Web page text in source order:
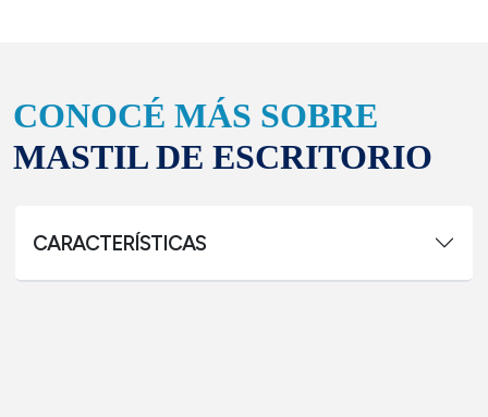
CONOCÉ MÁS SOBRE
MASTIL DE ESCRITORIO
CARACTERÍSTICAS